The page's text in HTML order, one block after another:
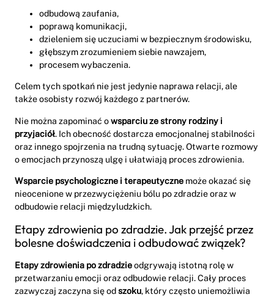
odbudową zaufania,
poprawą komunikacji,
dzieleniem się uczuciami w bezpiecznym środowisku,
głębszym zrozumieniem siebie nawzajem,
procesem wybaczenia.
Celem tych spotkań nie jest jedynie naprawa relacji, ale
także osobisty rozwój każdego z partnerów.
Nie można zapominać owsparciu ze strony rodziny i
przyjaciół. Ich obecność dostarcza emocjonalnej stabilności
oraz innego spojrzenia na trudną sytuację. Otwarte rozmowy
o emocjach przynoszą ulgę i ułatwiają proces zdrowienia.
Wsparcie psychologiczne i terapeutyczne może okazać się
nieocenione w przezwyciężeniu bólu po zdradzie oraz w
odbudowie relacji międzyludzkich.
Etapy zdrowienia po zdradzie. Jak przejść przez
bolesne doświadczenia i odbudować związek?
Etapy zdrowienia po zdradzieodgrywają istotną rolę w
przetwarzaniu emocji oraz odbudowie relacji. Cały proces
zazwyczaj zaczyna się odszoku, który często uniemożliwia